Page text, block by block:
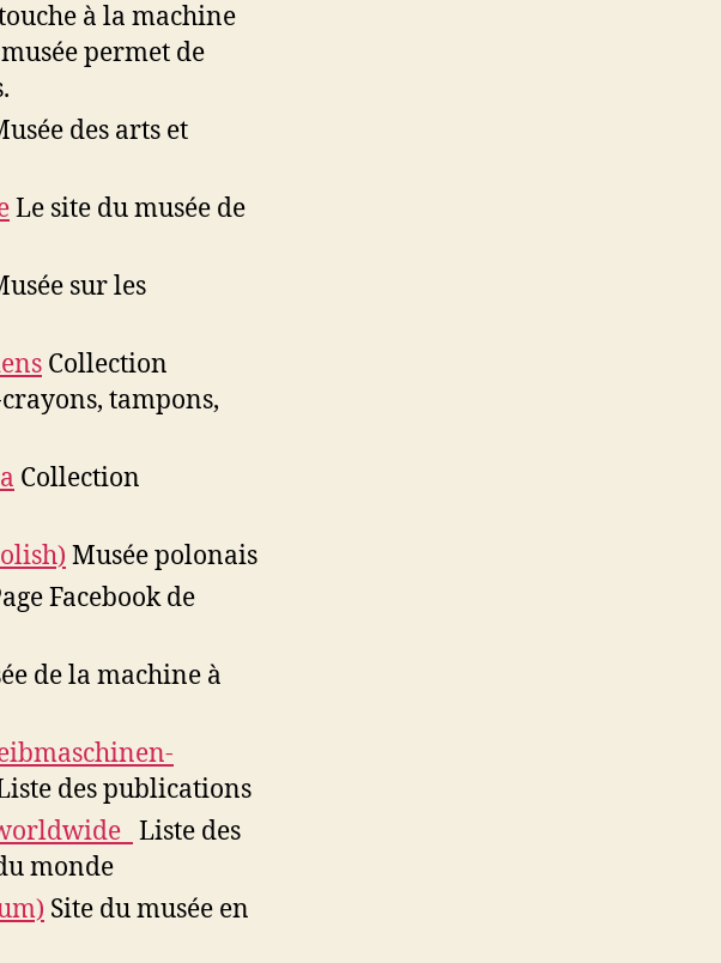
à la machine
permet de
des arts et
Le site du musée de
sur les
Collection
tampons,
Collection
Musée polonais
Facebook de
de la machine à
des publications
Liste des
monde
Site du musée en